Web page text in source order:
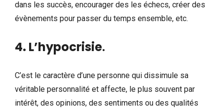
dans les succès, encourager des les échecs, créer des
évènements pour passer du temps ensemble, etc.
4. L’hypocrisie.
C’est le caractère d’une personne qui dissimule sa
véritable personnalité et affecte, le plus souvent par
intérêt, des opinions, des sentiments ou des qualités